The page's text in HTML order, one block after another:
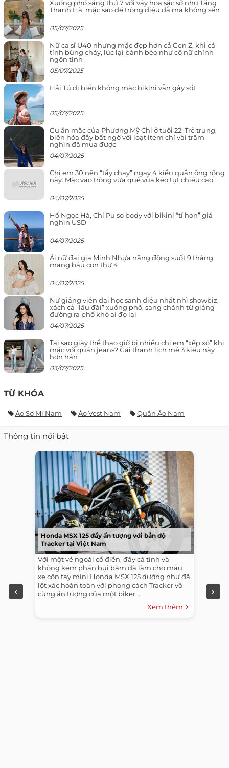
Xuống phố sáng thứ 7 với váy hoa sặc sỡ như Tăng
Thanh Hà, mặc sao để trông điệu đà mà không sến
05/07/2025
Nữ ca sĩ U40 nhưng mặc đẹp hơn cả Gen Z, khi cá
tính bùng cháy, lúc lại bánh bèo như cô nữ chính
ngôn tình
05/07/2025
Hải Tú đi biển không mặc bikini vẫn gây sốt
05/07/2025
Gu ăn mặc của Phương Mỹ Chi ở tuổi 22: Trẻ trung,
biến hóa đầy bất ngờ với loạt item chỉ vài trăm
nghìn đã mua được
04/07/2025
Chị em 30 nên “tẩy chay” ngay 4 kiểu quần ống rộng
này: Mặc vào trông vừa quê vừa kéo tụt chiều cao
04/07/2025
Hồ Ngọc Hà, Chi Pu so body với bikini “tí hon” giá
nghìn USD
04/07/2025
Ái nữ đại gia Minh Nhựa năng động suốt 9 tháng
mang bầu con thứ 4
04/07/2025
Nữ giảng viên đại học sành điệu nhất nhì showbiz,
xách cả “lâu đài” xuống phố, sang chảnh từ giảng
đường ra phố khó ai đọ lại
04/07/2025
Tại sao giày thể thao giờ bị nhiều chị em “xếp xó” khi
mặc với quần jeans? Gái thanh lịch mê 3 kiểu này
hơn hẳn
03/07/2025
TỪ KHÓA
Áo Sơ Mi Nam Áo Vest Nam Quần Áo Nam
Thông tin nổi bật
Honda MSX 125 đầy ấn tượng với bản độ
Tracker tại Việt Nam
Với một vẻ ngoài cổ điển, đầy cá tính và
không kém phần bụi bặm đã làm cho mẫu
xe côn tay mini Honda MSX 125 dường như đã
lột xác hoàn toàn với phong cách Tracker vô
cùng ấn tượng của một biker...
Xem thêm